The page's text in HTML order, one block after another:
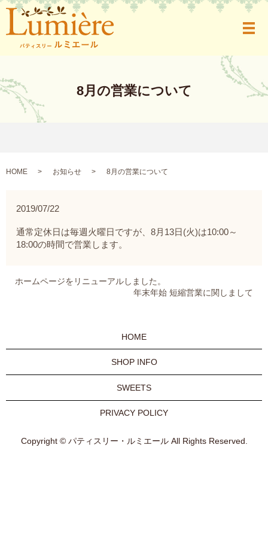
メ
8月の営業について
HOME お知らせ 8月の営業について
2019/07/22
通常定休日は毎週火曜日ですが、8月13日(火)は10:00～
18:00の時間で営業します。
ホームページをリニューアルしました。
年末年始 短縮営業に関しまして
HOME
SHOP INFO
SWEETS
PRIVACY POLICY
Copyright © パティスリー・ルミエール All Rights Reserved.